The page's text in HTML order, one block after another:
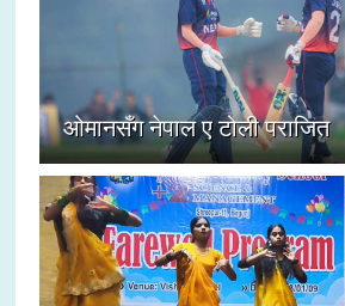
ओमानसँग नेपाल ए टोली पराजित